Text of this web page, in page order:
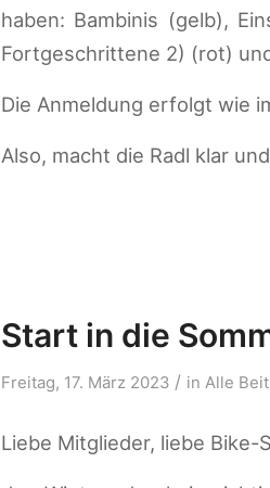
haben: Bambinis (gelb),
Fortgeschrittene 2) (rot)
Die Anmeldung erfolgt wie
Also, macht die Radl klar
Start in die
Freitag, 17. März 2023 / in Alle
Liebe Mitglieder, liebe Bike-